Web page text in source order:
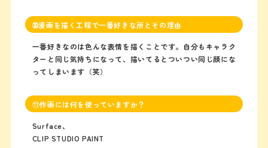
➉漫画を描く工程で一番好きな所とその理由
一番好きなのは色んな表情を描くことです。自分もキャラク
ターと同じ気持ちになって、描いてるとついつい同じ顔にな
ってしまいます（笑）
⑪作画には何を使っていますか？
Surface、
CLIP STUDIO PAINT